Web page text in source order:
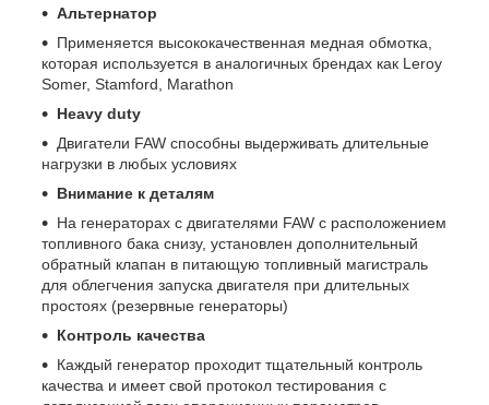
Альтернатор
Применяется высококачественная медная обмотка,
которая используется в аналогичных брендах как Leroy
Somer, Stamford, Marathon
Heavy duty
Двигатели FAW способны выдерживать длительные
нагрузки в любых условиях
Внимание к деталям
На генераторах с двигателями FAW с расположением
топливного бака снизу, установлен дополнительный
обратный клапан в питающую топливный магистраль
для облегчения запуска двигателя при длительных
простоях (резервные генераторы)
Контроль качества
Каждый генератор проходит тщательный контроль
качества и имеет свой протокол тестирования с